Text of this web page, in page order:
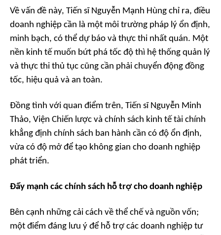
Về vấn đề này, Tiến sĩ Nguyễn Mạnh Hùng chỉ ra, điều
doanh nghiệp cần là một môi trường pháp lý ổn định,
minh bạch, có thể dự báo và thực thi nhất quán. Một
nền kinh tế muốn bứt phá tốc độ thì hệ thống quản lý
và thực thi thủ tục cũng cần phải chuyển động đồng
tốc, hiệu quả và an toàn.
Đồng tình với quan điểm trên, Tiến sĩ Nguyễn Minh
Thảo, Viện Chiến lược và chính sách kinh tế tài chính
khẳng định chính sách ban hành cần có độ ổn định,
vừa có độ mở để tạo không gian cho doanh nghiệp
phát triển.
Đẩy mạnh các chính sách hỗ trợ cho doanh nghiệp
Bên cạnh những cải cách về thể chế và nguồn vốn;
một điểm đáng lưu ý để hỗ trợ các doanh nghiệp tư